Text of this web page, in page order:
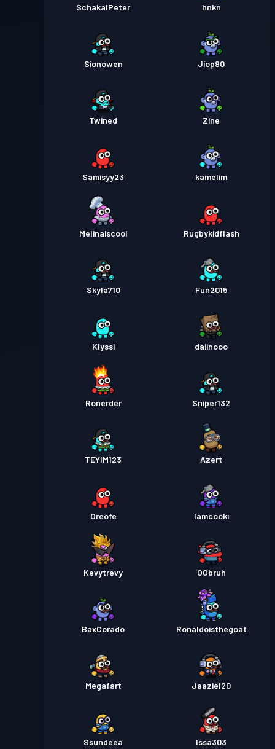
SchakalPeter hnkn
Sionowen Jiop90
Twined Zine
Samisyy23 kamelim
Melinaiscool Rugbykidflash
Skyla710 Fun2015
Klyssi daiinooo
Ronerder Sniper132
TEYIM123 Azert
Oreofe Iamcooki
Kevytrevy OObruh
BaxCorado Ronaldoisthegoat
Megafart Jaaziel20
Ssundeea Issa303